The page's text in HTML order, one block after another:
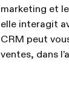
marketing et
elle interagit
CRM peut
ventes, dans